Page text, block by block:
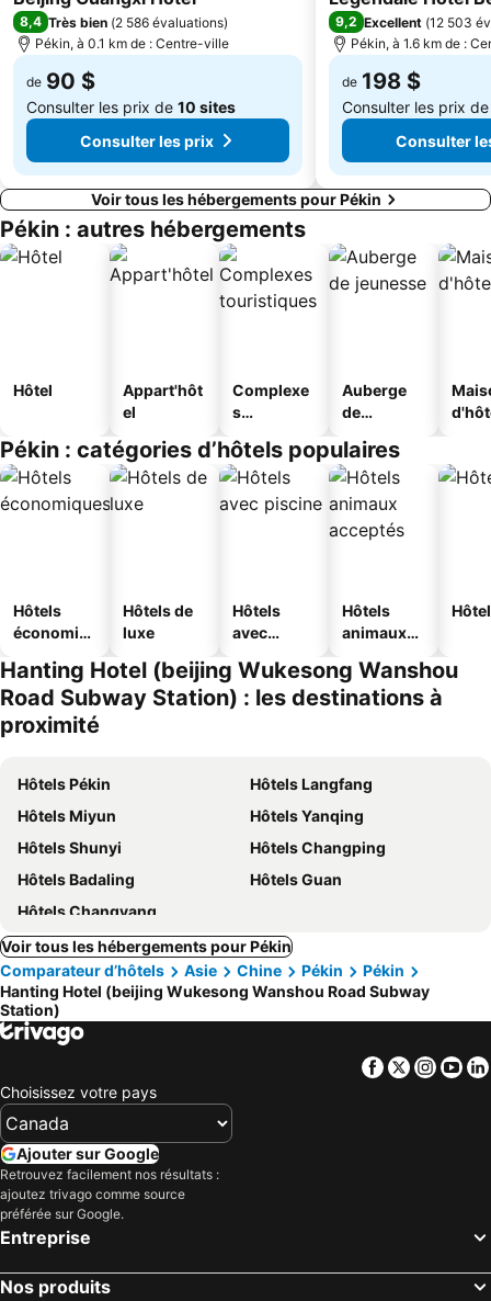
8,4 Très bien (2 586 évaluations)
Pékin, à 0.1 km de : Centre-ville
de 90 $
Consulter les prix de 10 sites
Consulter les prix
9,2 Excellent (12 503
Pékin, à 1.6 km de :
de 198 $
Consulter les prix
Consulter
Voir tous les hébergements pour Pékin
Pékin : autres hébergements
Hôtel
Appart'hôt
el
Complexe
s
s
Auberge
de
Pékin : catégories d’hôtels populaires
Hôtels
économiq
Hôtels de
luxe
Hôtels
avec
Hôtels
animaux
Hanting Hotel (beijing Wukesong Wanshou
Road Subway Station) : les destinations à
proximité
Hôtels Pékin
Hôtels Langfang
Hôtels Miyun
Hôtels Yanqing
Hôtels Shunyi
Hôtels Changping
Hôtels Badaling
Hôtels Guan
Hôtels Changyang
Voir tous les hébergements pour Pékin
Comparateur d’hôtels
Asie Chine Pékin
Pékin
Hanting Hotel (beijing Wukesong Wanshou Road Subway
Station)
Facebook
Twitter
Choisissez votre pays
Ajouter sur Google
Retrouvez facilement nos résultats :
ajoutez trivago comme source
préférée sur Google.
Entreprise
Nos produits